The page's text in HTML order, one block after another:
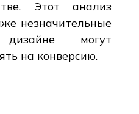
Этот анализ
незначительные
могут
на конверсию.